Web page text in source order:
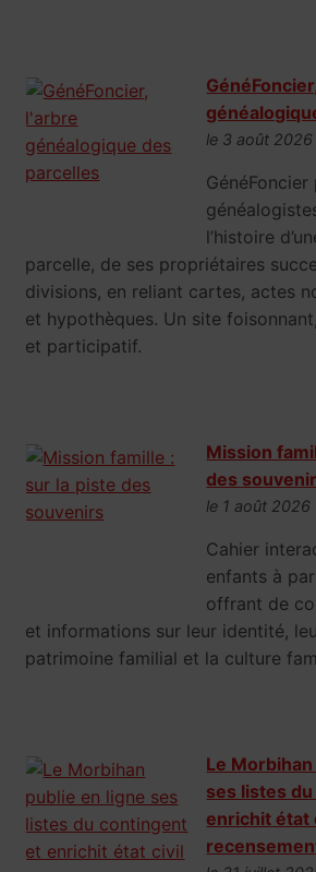
le 3 août 2026
l’histoire
parcelle, de ses propriétaires
divisions, en reliant cartes, actes
et hypothèques. Un site
et participatif.
Mission
des
le 1 août 2026
Cahier
enfants à
offrant de
et informations sur leur identité,
patrimoine familial et la culture
Le
ses listes
enrichit état